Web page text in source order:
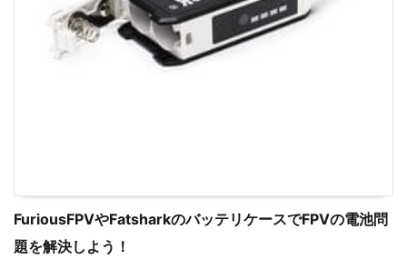
FuriousFPVやFatsharkのバッテリケースでFPVの電池問
題を解決しよう！